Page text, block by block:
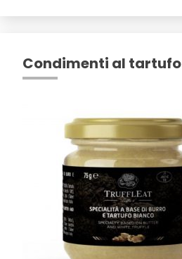
Condimenti al tartufo